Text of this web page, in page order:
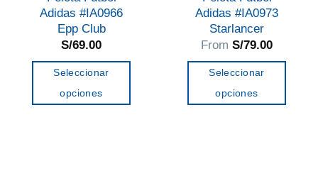
la
página
de
producto
la
página
de
producto
Adidas #IA0966
Epp Club
S/69.00
Seleccionar
opciones
Adidas #IA0973
Starlancer
From S/79.00
Seleccionar
opciones